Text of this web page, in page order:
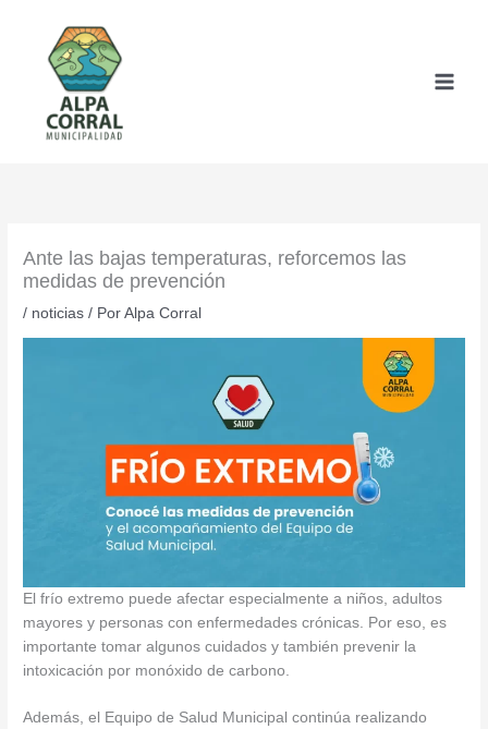
contenido
Ante las bajas temperaturas, reforcemos las
medidas de prevención
/ noticias / PorAlpa Corral
El frío extremo puede afectar especialmente a niños, adultos
mayores y personas con enfermedades crónicas. Por eso, es
importante tomar algunos cuidados y también prevenir la
intoxicación por monóxido de carbono.
Además, el Equipo de Salud Municipal continúa realizando